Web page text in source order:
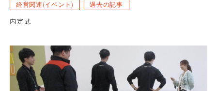
経営関連(イベント)
過去の記事
内定式